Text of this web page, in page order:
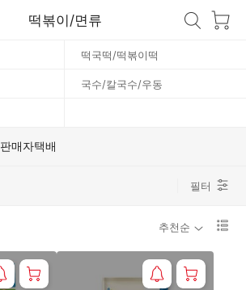
떡볶이/면류
떡국떡/떡볶이떡
국수/칼국수/우동
판매자택배
필터
추천순